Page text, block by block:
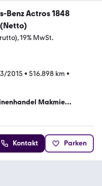
Benz Actros 1848
19% MwSt.
2015 • 516.898 km •
Makmie
Kontakt Parken